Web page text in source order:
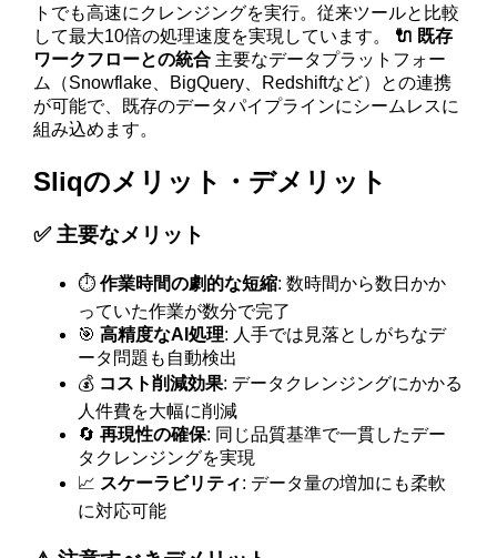
トでも高速にクレンジングを実行。従来ツールと比較
して最大10倍の処理速度を実現しています。 🔌 既存
ワークフローとの統合 主要なデータプラットフォー
ム（Snowflake、BigQuery、Redshiftなど）との連携
が可能で、既存のデータパイプラインにシームレスに
組み込めます。
Sliqのメリット・デメリット
✅ 主要なメリット
⏱️作業時間の劇的な短縮: 数時間から数日かか
っていた作業が数分で完了
🎯高精度なAI処理: 人手では見落としがちなデ
ータ問題も自動検出
💰 コスト削減効果: データクレンジングにかかる
人件費を大幅に削減
🔄再現性の確保: 同じ品質基準で一貫したデー
タクレンジングを実現
📈 スケーラビリティ: データ量の増加にも柔軟
に対応可能